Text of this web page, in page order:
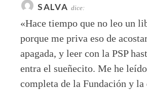
SALVA dice:
«Hace tiempo que no leo un
porque me priva eso de
apagada, y leer con la PSP
entra el sueñecito. Me he
completa de la Fundación y la